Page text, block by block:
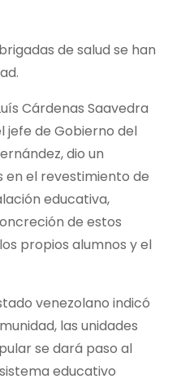
de salud se han
Cárdenas Saavedra
jefe de Gobierno del
dio un
en el revestimiento de
educativa,
de estos
propios alumnos y el
venezolano indicó
las unidades
se dará paso al
educativo